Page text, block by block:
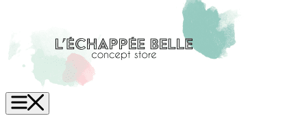
L'Échappée Belle
Menu